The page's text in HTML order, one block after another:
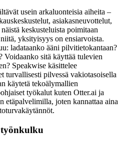
usein arkaluonteisia aiheita –
asiakasneuvottelut,
keskusteluista poimitaan
yksityisyys on ensiarvoista.
ladataanko ääni pilvitietokantaan?
Voidaanko sitä käyttää tulevien
Speakwise käsittelee
turvallisesti pilvessä vakiotasoisella
käytetä tekoälymallien
työkalut kuten Otter.ai ja
etäpalvelimilla, joten kannattaa aina